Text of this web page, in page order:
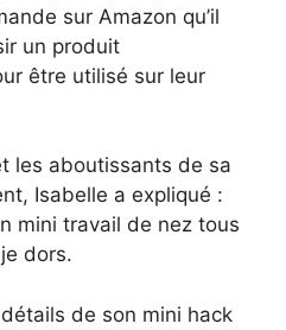
sur Amazon qu’il
un produit
être utilisé sur leur
les aboutissants de sa
Isabelle a expliqué :
mini travail de nez tous
dors.
de son mini hack